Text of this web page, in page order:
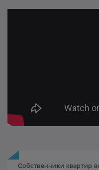
Собственники квартир